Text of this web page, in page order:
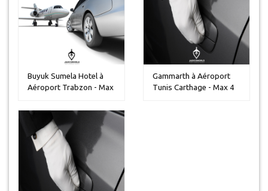
Buyuk Sumela Hotel à
Aéroport Trabzon - Max
Gammarth à Aéroport
Tunis Carthage - Max 4